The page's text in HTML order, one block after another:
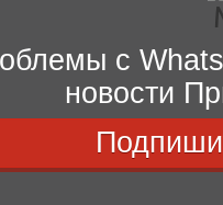
с
новости